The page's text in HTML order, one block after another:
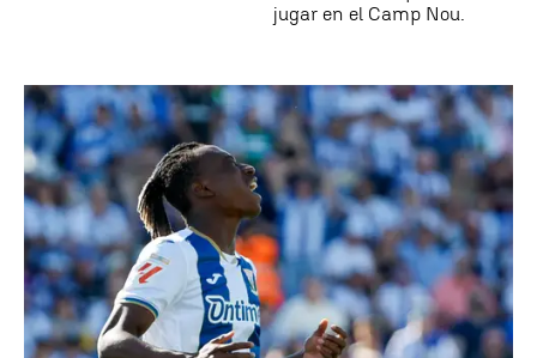
jugar en el Camp Nou.